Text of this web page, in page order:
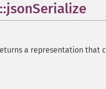
a representation that